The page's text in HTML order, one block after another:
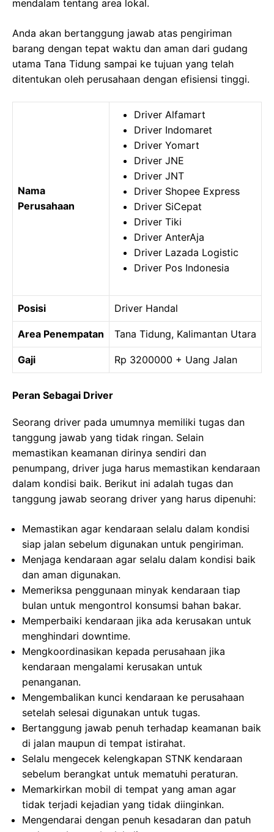
mendalam tentang area lokal.
Anda akan bertanggung jawab atas pengiriman
barang dengan tepat waktu dan aman dari gudang
utama Tana Tidung sampai ke tujuan yang telah
ditentukan oleh perusahaan dengan efisiensi tinggi.
Nama
Perusahaan
Driver Alfamart
Driver Indomaret
Driver Yomart
Driver JNE
Driver JNT
Driver Shopee Express
Driver SiCepat
Driver Tiki
Driver AnterAja
Driver Lazada Logistic
Driver Pos Indonesia
Posisi Driver Handal
Area Penempatan Tana Tidung, Kalimantan Utara
Gaji Rp 3200000 + Uang Jalan
Peran Sebagai Driver
Seorang driver pada umumnya memiliki tugas dan
tanggung jawab yang tidak ringan. Selain
memastikan keamanan dirinya sendiri dan
penumpang, driver juga harus memastikan kendaraan
dalam kondisi baik. Berikut ini adalah tugas dan
tanggung jawab seorang driver yang harus dipenuhi:
Memastikan agar kendaraan selalu dalam kondisi
siap jalan sebelum digunakan untuk pengiriman.
Menjaga kendaraan agar selalu dalam kondisi baik
dan aman digunakan.
Memeriksa penggunaan minyak kendaraan tiap
bulan untuk mengontrol konsumsi bahan bakar.
Memperbaiki kendaraan jika ada kerusakan untuk
menghindari downtime.
Mengkoordinasikan kepada perusahaan jika
kendaraan mengalami kerusakan untuk
penanganan.
Mengembalikan kunci kendaraan ke perusahaan
setelah selesai digunakan untuk tugas.
Bertanggung jawab penuh terhadap keamanan baik
di jalan maupun di tempat istirahat.
Selalu mengecek kelengkapan STNK kendaraan
sebelum berangkat untuk mematuhi peraturan.
Memarkirkan mobil di tempat yang aman agar
tidak terjadi kejadian yang tidak diinginkan.
Mengendarai dengan penuh kesadaran dan patuh